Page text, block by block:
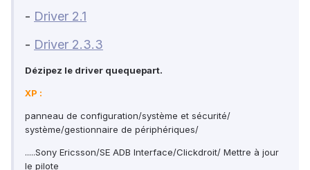
- Driver 2.1
- Driver 2.3.3
Dézipez le driver quequepart.
XP :
panneau de configuration/système et sécurité/
système/gestionnaire de périphériques/
.....Sony Ericsson/SE ADB Interface/Clickdroit/ Mettre à jour
le pilote